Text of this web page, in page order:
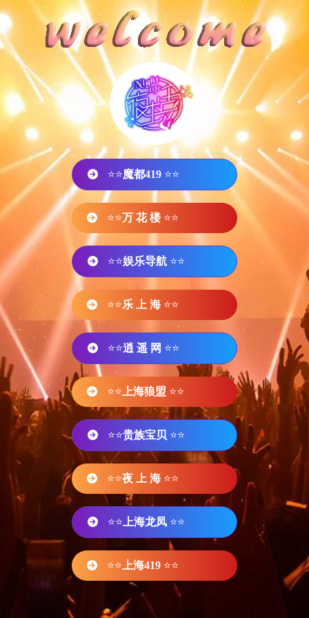
⭐⭐魔都419 ⭐⭐
⭐⭐万 花 楼 ⭐⭐
⭐⭐娱乐导航 ⭐⭐
⭐⭐乐 上 海 ⭐⭐
⭐⭐逍 遥 网 ⭐⭐
⭐⭐ 上海狼盟 ⭐⭐
⭐⭐贵族宝贝 ⭐⭐
⭐⭐夜 上 海 ⭐⭐
⭐⭐ 上海龙凤 ⭐⭐
⭐⭐ 上海419 ⭐⭐